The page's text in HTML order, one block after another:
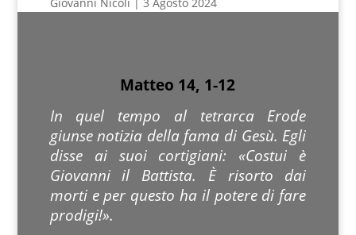
Giovanni Nicoli | 3 Agosto 2024
Matteo 14, 1-12
In quel tempo al tetrarca Erode
giunse notizia della fama di Gesù. Egli
disse ai suoi cortigiani: «Costui è
Giovanni il Battista. È risorto dai
morti e per questo ha il potere di fare
prodigi!».